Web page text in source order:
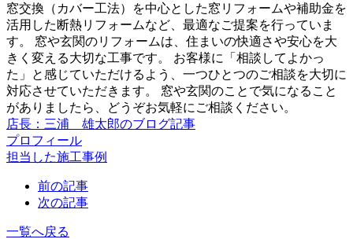
窓交換（カバー工法）を中心とした窓リフォームや補助金を
活用した断熱リフォームなど、最適なご提案を行っていま
す。 窓や玄関のリフォームは、住まいの快適さや安心を大
きく変える大切な工事です。 お客様に「相談してよかっ
た」と感じていただけるよう、一つひとつのご相談を大切に
対応させていただきます。 窓や玄関のことで気になること
がありましたら、どうぞお気軽にご相談ください。
店長：三浦 雄太郎のブログ記事
プロフィール
担当した施工事例
前の記事
次の記事
一覧へ戻る